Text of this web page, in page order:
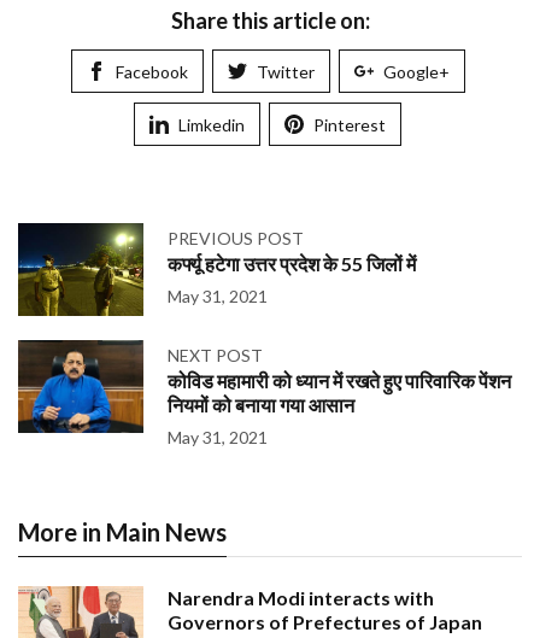
Share this article on:
Facebook Twitter Google+
Limkedin Pinterest
PREVIOUS POST
कर्फ्यू हटेगा उत्तर प्रदेश के 55 जिलों में
May 31, 2021
NEXT POST
कोविड महामारी को ध्यान में रखते हुए पारिवारिक पेंशन
नियमों को बनाया गया आसान
May 31, 2021
More in Main News
Narendra Modi interacts with
Governors of Prefectures of Japan